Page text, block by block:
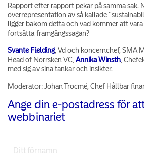
Rapport efter rapport pekar på samma sak.
överrepresentation av så kallade
ligger bakom detta och vad kommer att
fortsätta framgångssagan?
Svante Fielding, Vd och koncernchef, SMA
Head of Norrsken VC, Annika Winsth,
med sig av sina tankar och insikter.
Moderator: Johan Trocmé, Chef Hållbar
Ange din e-postadress för
webbinariet